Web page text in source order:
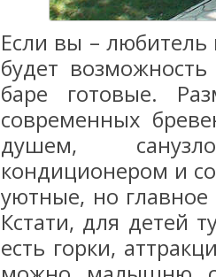
Если вы –
будет
баре готовые.
современных
душем,
кондиционером и
уютные, но
Кстати, для детей
есть горки,